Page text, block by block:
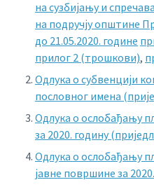
на сузбијању и
на подручју општине
до 21.05.2020. године
прилог 2 (трошкови),
Одлука о субвенцији
пословног имена
Одлука о ослобађању
за 2020. годину
Одлука о ослобађању
јавне површине за